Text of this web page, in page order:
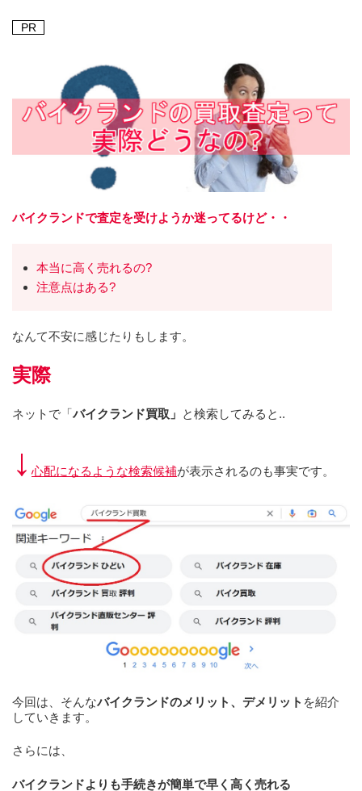
PR
バイクランドで査定を受けようか迷ってるけど・・
本当に高く売れるの?
注意点はある?
なんて不安に感じたりもします。
実際
ネットで「バイクランド買取」 と検索してみると..
↓ 心配になるような検索候補が表示されるのも事実です。
今回は、そんなバイクランドのメリット、デメリット を紹介
していきます。
さらには、
バイクランドよりも手続きが簡単で早く高く売れる